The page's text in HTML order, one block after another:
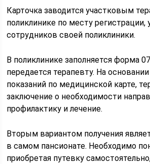
Карточка заводится участковым
поликлинике по месту
сотрудников своей поликлиники.
В поликлинике заполняется форма
передается терапевту. На
показаний по медицинской карте,
заключение о необходимости
профилактику и лечение.
Вторым вариантом получения
в самом пансионате. Необходимо
приобретая путевку